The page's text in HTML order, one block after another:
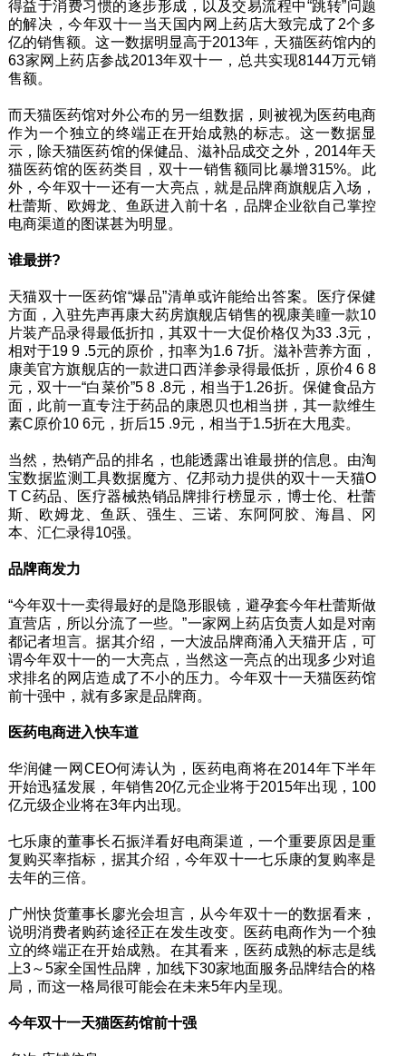
得益于消费习惯的逐步形成，以及交易流程中“跳转”问题
的解决，今年双十一当天国内网上药店大致完成了2个多
亿的销售额。这一数据明显高于2013年，天猫医药馆内的
63家网上药店参战2013年双十一，总共实现8144万元销
售额。
而天猫医药馆对外公布的另一组数据，则被视为医药电商
作为一个独立的终端正在开始成熟的标志。这一数据显
示，除天猫医药馆的保健品、滋补品成交之外，2014年天
猫医药馆的医药类目，双十一销售额同比暴增315%。此
外，今年双十一还有一大亮点，就是品牌商旗舰店入场，
杜蕾斯、欧姆龙、鱼跃进入前十名，品牌企业欲自己掌控
电商渠道的图谋甚为明显。
谁最拼?
天猫双十一医药馆“爆品”清单或许能给出答案。医疗保健
方面，入驻先声再康大药房旗舰店销售的视康美瞳一款10
片装产品录得最低折扣，其双十一大促价格仅为33 .3元，
相对于19 9 .5元的原价，扣率为1.6 7折。滋补营养方面，
康美官方旗舰店的一款进口西洋参录得最低折，原价4 6 8
元，双十一“白菜价”5 8 .8元，相当于1.26折。保健食品方
面，此前一直专注于药品的康恩贝也相当拼，其一款维生
素C原价10 6元，折后15 .9元，相当于1.5折在大甩卖。
当然，热销产品的排名，也能透露出谁最拼的信息。由淘
宝数据监测工具数据魔方、亿邦动力提供的双十一天猫O
T C药品、医疗器械热销品牌排行榜显示，博士伦、杜蕾
斯、欧姆龙、鱼跃、强生、三诺、东阿阿胶、海昌、冈
本、汇仁录得10强。
品牌商发力
“今年双十一卖得最好的是隐形眼镜，避孕套今年杜蕾斯做
直营店，所以分流了一些。”一家网上药店负责人如是对南
都记者坦言。据其介绍，一大波品牌商涌入天猫开店，可
谓今年双十一的一大亮点，当然这一亮点的出现多少对追
求排名的网店造成了不小的压力。今年双十一天猫医药馆
前十强中，就有多家是品牌商。
医药电商进入快车道
华润健一网CEO何涛认为，医药电商将在2014年下半年
开始迅猛发展，年销售20亿元企业将于2015年出现，100
亿元级企业将在3年内出现。
七乐康的董事长石振洋看好电商渠道，一个重要原因是重
复购买率指标，据其介绍，今年双十一七乐康的复购率是
去年的三倍。
广州快货董事长廖光会坦言，从今年双十一的数据看来，
说明消费者购药途径正在发生改变。医药电商作为一个独
立的终端正在开始成熟。在其看来，医药成熟的标志是线
上3～5家全国性品牌，加线下30家地面服务品牌结合的格
局，而这一格局很可能会在未来5年内呈现。
今年双十一天猫医药馆前十强